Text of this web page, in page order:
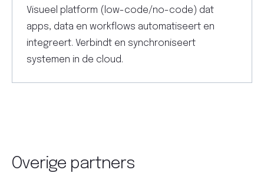
Visueel platform (low-code/no-code) dat
apps, data en workflows automatiseert en
integreert. Verbindt en synchroniseert
systemen in de cloud.
Overige partners